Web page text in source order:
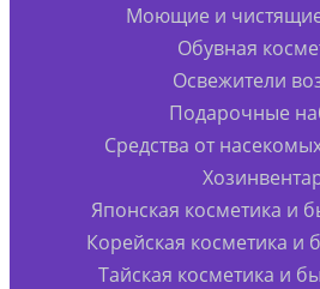
Моющие и чистящие
Обувная
Освежители
Подарочные
Средства от
Японская косметика и
Корейская косметика и
Тайская косметика и